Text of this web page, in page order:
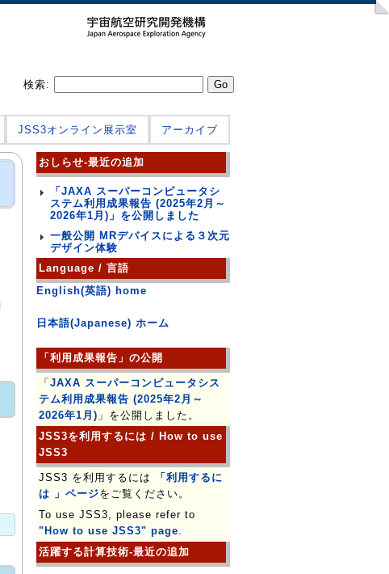
検索:
JSS3オンライン展示室 アーカイブ
おしらせ-最近の追加
「JAXA スーパーコンピュータシ
ステム利用成果報告 (2025年2月～
2026年1月)」を公開しました
一般公開 MRデバイスによる３次元
デザイン体験
Language / 言語
English(英語) home
日本語(Japanese) ホーム
「利用成果報告」の公開
「 JAXA スーパーコンピュータシス
テム利用成果報告 (2025年2月～
2026年1月) 」を公開しました。
JSS3を利用するには / How to use
JSS3
JSS3 を利用するには
「利用するに
は 」ページをご覧ください。
To use JSS3, please refer to
"How to use JSS3" page.
活躍する計算技術-最近の追加